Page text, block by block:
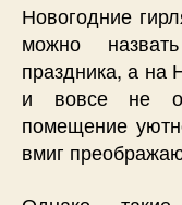
Новогодние
можно
праздника, а на
и вовсе не
помещение
вмиг